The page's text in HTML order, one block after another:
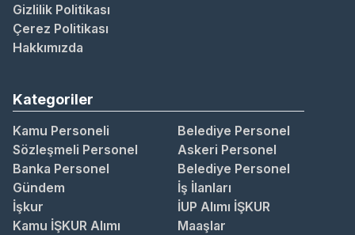
Gizlilik Politikası
Çerez Politikası
Hakkımızda
Kategoriler
Kamu Personeli
Belediye Personel
Sözleşmeli Personel
Askeri Personel
Banka Personel
Belediye Personel
Gündem
İş İlanları
İşkur
İUP Alımı İŞKUR
Kamu İŞKUR Alımı
Maaşlar